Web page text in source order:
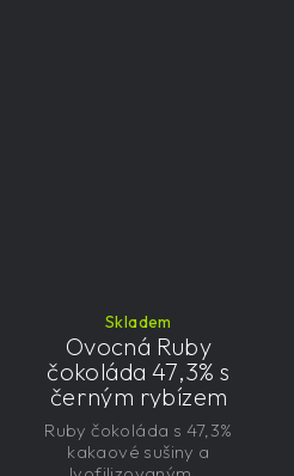
Skladem
Ovocná Ruby
čokoláda 47,3% s
černým rybízem
125g - velká,
řemeslná,
Ruby čokoláda s 47,3%
kakaové sušiny a